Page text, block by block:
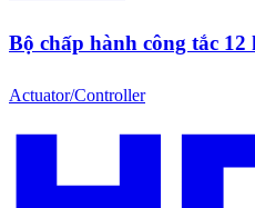
Bộ chấp hành công tắc
Actuator/Controller